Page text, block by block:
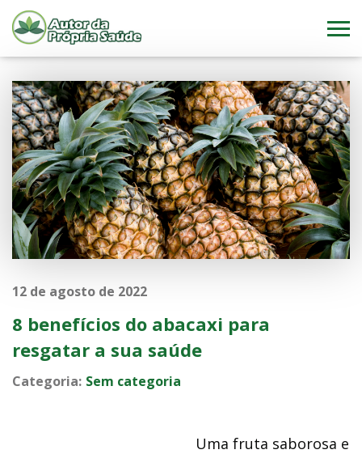
12 de agosto de 2022
8 benefícios do abacaxi para
resgatar a sua saúde
Categoria: Sem categoria
Uma fruta saborosa e